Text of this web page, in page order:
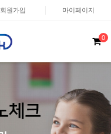
회원가입 마이페이지
0